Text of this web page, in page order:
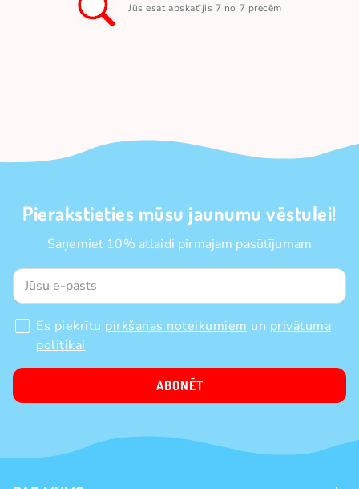
Jūs esat apskatījis 7 no 7 precēm
Pierakstieties mūsu jaunumu vēstulei!
Saņemiet 10% atlaidi pirmajam pasūtījumam
Es piekrītu pirkšanas noteikumiem un privātuma
politikai
ABONĒT